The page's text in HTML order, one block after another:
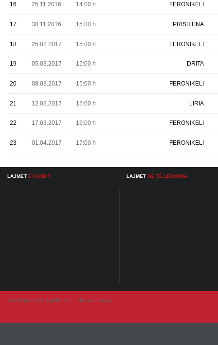
16 25.11.2016 14:00 h FERONIKELI
17 30.11.2016 15:00 h PRISHTINA
18 25.02.2017 15:00 h FERONIKELI
19 05.03.2017 15:00 h DRITA
20 08.03.2017 15:00 h FERONIKELI
21 12.03.2017 15:00 h LIRIA
22 17.03.2017 16:00 h FERONIKELI
23 01.04.2017 17:00 h FERONIKELI
LAJMET E FUNDIT LAJMET ME TE LEXUARA
Developer from IngAlb.info Harta e Faqes